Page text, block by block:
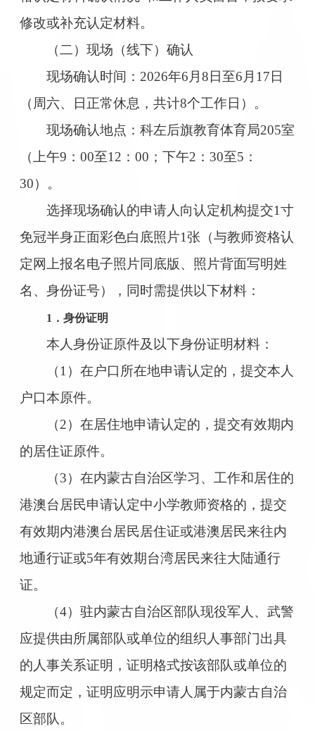
修改或补充认定材料。
（二）现场（线下）确认
现场确认时间：2026年6月8日至6月17日
（周六、日正常休息，共计8个工作日）。
现场确认地点：科左后旗教育体育局205室
（上午9：00至12：00；下午2：30至5：
30）。
选择现场确认的申请人向认定机构提交1寸
免冠半身正面彩色白底照片1张（与教师资格认
定网上报名电子照片同底版、照片背面写明姓
名、身份证号），同时需提供以下材料：
1．身份证明
本人身份证原件及以下身份证明材料：
（1）在户口所在地申请认定的，提交本人
户口本原件。
（2）在居住地申请认定的，提交有效期内
的居住证原件。
（3）在内蒙古自治区学习、工作和居住的
港澳台居民申请认定中小学教师资格的，提交
有效期内港澳台居民居住证或港澳居民来往内
地通行证或5年有效期台湾居民来往大陆通行
证。
（4）驻内蒙古自治区部队现役军人、武警
应提供由所属部队或单位的组织人事部门出具
的人事关系证明，证明格式按该部队或单位的
规定而定，证明应明示申请人属于内蒙古自治
区部队。